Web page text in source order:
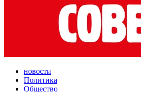
новости
Политика
Общество